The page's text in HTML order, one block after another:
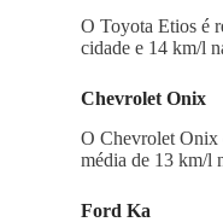
O Toyota Etios é
cidade e 14 km/l
Chevrolet Onix
O Chevrolet Onix
média de 13 km/l
Ford Ka